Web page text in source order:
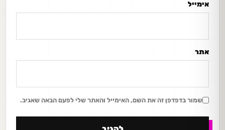
אימייל
אתר
שמור בדפדפן זה את השם, האימייל והאתר שלי לפעם הבאה שאגיב.